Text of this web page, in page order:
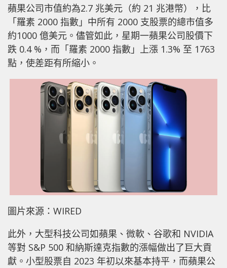
蘋果公司市值約為2.7 兆美元（約 21 兆港幣），比
「羅素 2000 指數」中所有 2000 支股票的總市值多
約1000 億美元。儘管如此，星期一蘋果公司股價下
跌 0.4 %，而「羅素 2000 指數」上漲 1.3% 至 1763
點，使差距有所縮小。
圖片來源：WIRED
此外，大型科技公司如蘋果、微軟、谷歌和 NVIDIA
等對 S&P 500 和納斯達克指數的漲幅做出了巨大貢
獻。小型股票自 2023 年初以來基本持平，而蘋果公